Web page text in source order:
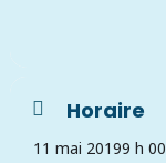
Horaire
11 mai 20199 h